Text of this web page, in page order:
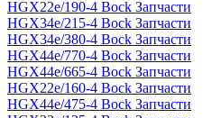
HGX22e/190-4 Bock Запчасти
HGX34e/215-4 Bock Запчасти
HGX34e/380-4 Bock Запчасти
HGX44e/770-4 Bock Запчасти
HGX44e/665-4 Bock Запчасти
HGX22e/160-4 Bock Запчасти
HGX44e/475-4 Bock Запчасти